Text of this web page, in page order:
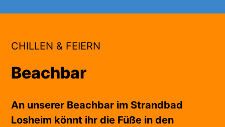
CHILLEN & FEIERN
Beachbar
An unserer Beachbar im Strandbad
Losheim könnt ihr die Füße in den